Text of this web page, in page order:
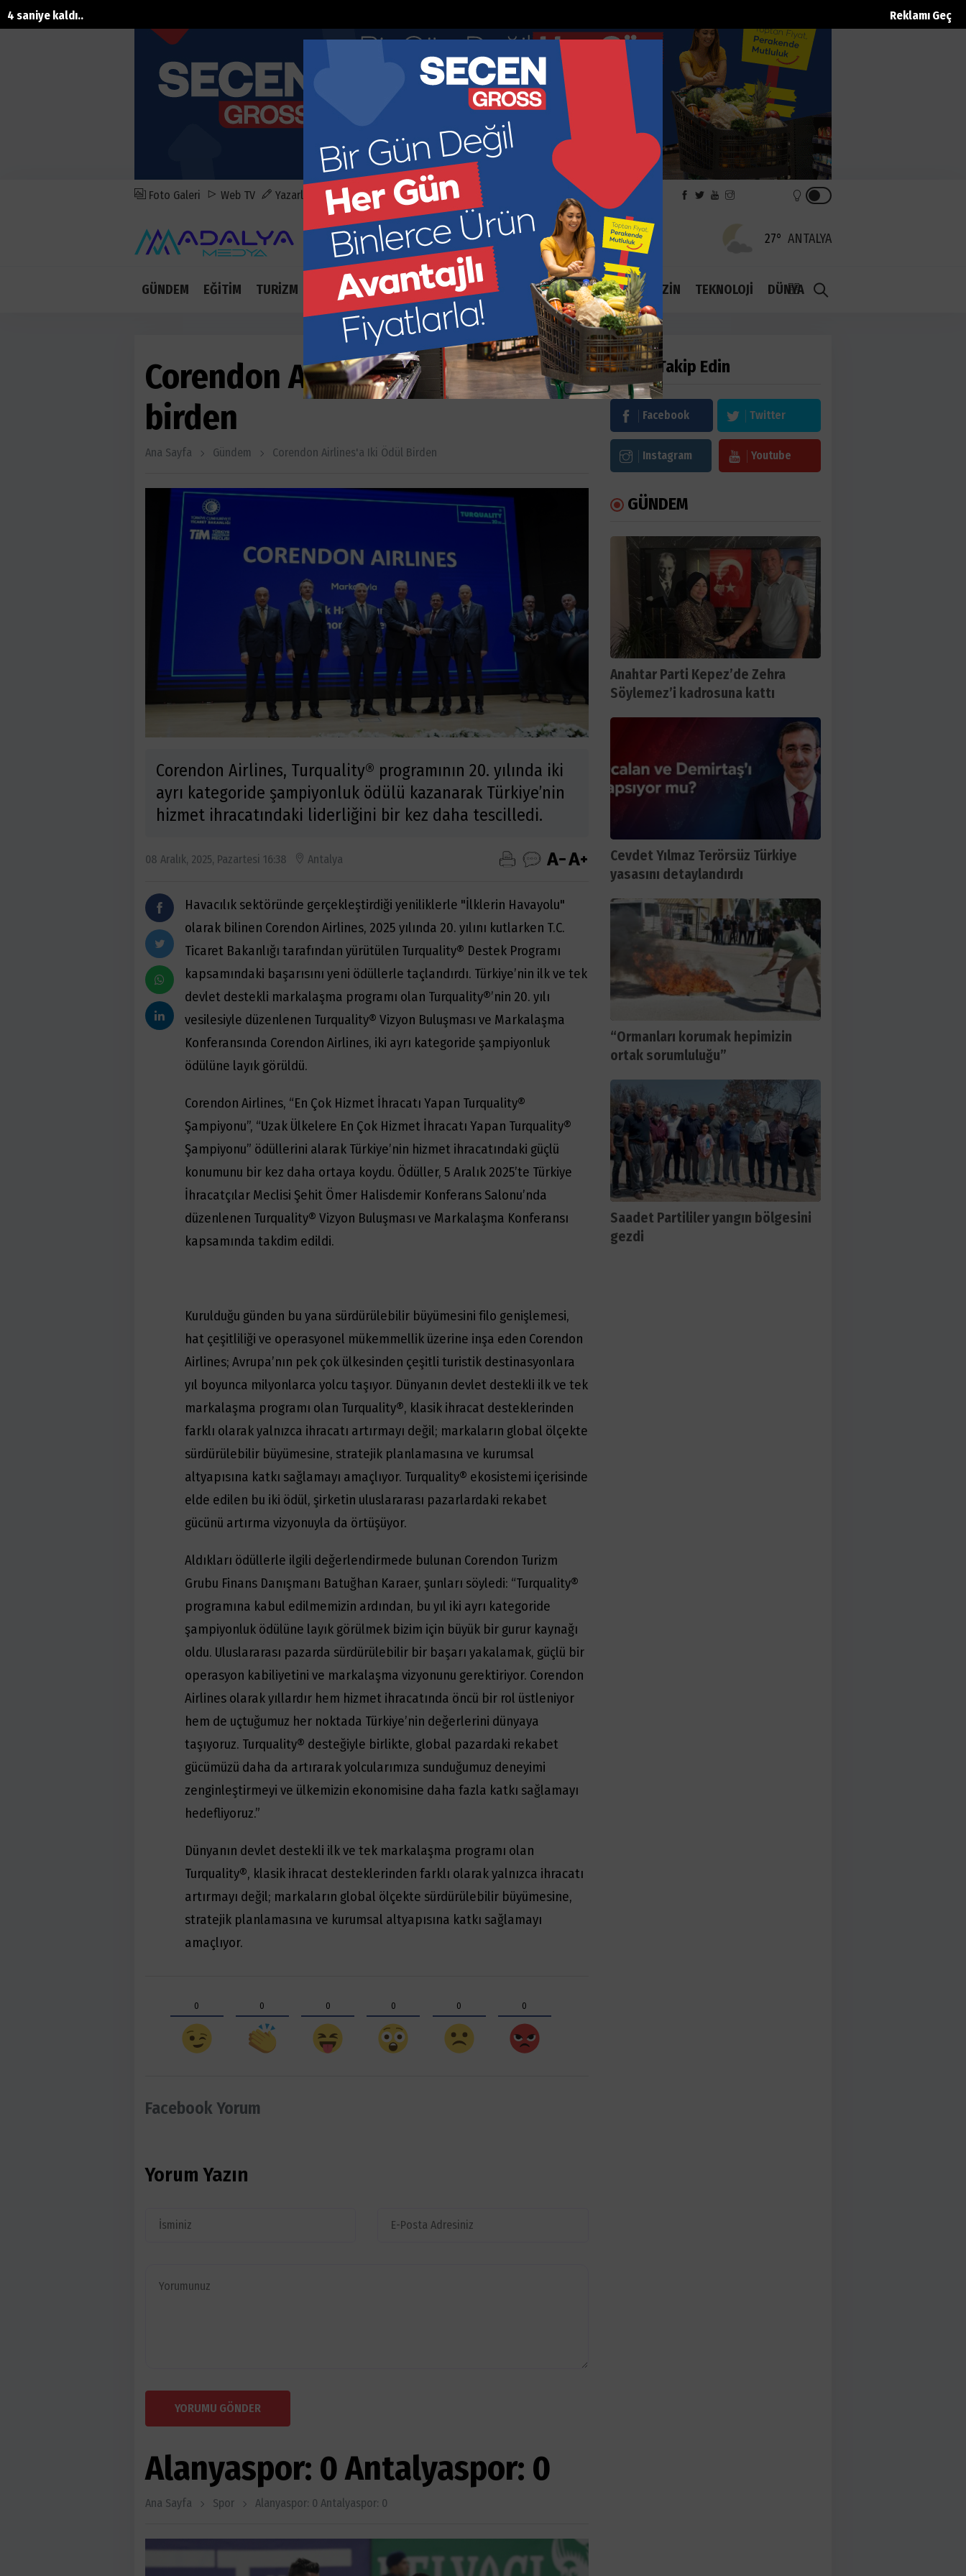
Reklamı Geç
3 saniye kaldı..
Foto Galeri Web TV Yazarlar Anketler Nöbetçi Eczaneler
DOLAR
47.7436
EURO
55.251
GR ALTIN
6660.5
ÇEYREK
4491.1
27° ANTALYA
GÜNDEM EĞİTİM TURİZM EKONOMİ KÜLTÜR SANAT SAĞLIK SPOR SİYASET MAGAZİN TEKNOLOJİ DÜNYA
Corendon Airlines'a iki ödül
birden
Ana Sayfa Gündem Corendon Airlines'a Iki Ödül Birden
Corendon Airlines, Turquality® programının 20. yılında iki
ayrı kategoride şampiyonluk ödülü kazanarak Türkiye’nin
hizmet ihracatındaki liderliğini bir kez daha tescilledi.
08 Aralık, 2025, Pazartesi 16:38 Antalya
Havacılık sektöründe gerçekleştirdiği yeniliklerle "İlklerin Havayolu"
olarak bilinen Corendon Airlines, 2025 yılında 20. yılını kutlarken T.C.
Ticaret Bakanlığı tarafından yürütülen Turquality® Destek Programı
kapsamındaki başarısını yeni ödüllerle taçlandırdı. Türkiye’nin ilk ve tek
devlet destekli markalaşma programı olan Turquality®’nin 20. yılı
vesilesiyle düzenlenen Turquality® Vizyon Buluşması ve Markalaşma
Konferansında Corendon Airlines, iki ayrı kategoride şampiyonluk
ödülüne layık görüldü.
Corendon Airlines, “En Çok Hizmet İhracatı Yapan Turquality®
Şampiyonu”, “Uzak Ülkelere En Çok Hizmet İhracatı Yapan Turquality®
Şampiyonu” ödüllerini alarak Türkiye’nin hizmet ihracatındaki güçlü
konumunu bir kez daha ortaya koydu. Ödüller, 5 Aralık 2025’te Türkiye
İhracatçılar Meclisi Şehit Ömer Halisdemir Konferans Salonu’nda
düzenlenen Turquality® Vizyon Buluşması ve Markalaşma Konferansı
kapsamında takdim edildi.
Kurulduğu günden bu yana sürdürülebilir büyümesini filo genişlemesi,
hat çeşitliliği ve operasyonel mükemmellik üzerine inşa eden Corendon
Airlines; Avrupa’nın pek çok ülkesinden çeşitli turistik destinasyonlara
yıl boyunca milyonlarca yolcu taşıyor. Dünyanın devlet destekli ilk ve tek
markalaşma programı olan Turquality®, klasik ihracat desteklerinden
farklı olarak yalnızca ihracatı artırmayı değil; markaların global ölçekte
sürdürülebilir büyümesine, stratejik planlamasına ve kurumsal
altyapısına katkı sağlamayı amaçlıyor. Turquality® ekosistemi içerisinde
elde edilen bu iki ödül, şirketin uluslararası pazarlardaki rekabet
gücünü artırma vizyonuyla da örtüşüyor.
Aldıkları ödüllerle ilgili değerlendirmede bulunan Corendon Turizm
Grubu Finans Danışmanı Batuğhan Karaer, şunları söyledi: “Turquality®
programına kabul edilmemizin ardından, bu yıl iki ayrı kategoride
şampiyonluk ödülüne layık görülmek bizim için büyük bir gurur kaynağı
oldu. Uluslararası pazarda sürdürülebilir bir başarı yakalamak, güçlü bir
operasyon kabiliyetini ve markalaşma vizyonunu gerektiriyor. Corendon
Airlines olarak yıllardır hem hizmet ihracatında öncü bir rol üstleniyor
hem de uçtuğumuz her noktada Türkiye’nin değerlerini dünyaya
taşıyoruz. Turquality® desteğiyle birlikte, global pazardaki rekabet
gücümüzü daha da artırarak yolcularımıza sunduğumuz deneyimi
zenginleştirmeyi ve ülkemizin ekonomisine daha fazla katkı sağlamayı
hedefliyoruz.”
Dünyanın devlet destekli ilk ve tek markalaşma programı olan
Turquality®, klasik ihracat desteklerinden farklı olarak yalnızca ihracatı
artırmayı değil; markaların global ölçekte sürdürülebilir büyümesine,
stratejik planlamasına ve kurumsal altyapısına katkı sağlamayı
amaçlıyor.
0 0 0 0 0 0
Facebook Yorum
Yorum Yazın
YORUMU GÖNDER
Alanyaspor: 0 Antalyaspor: 0
Ana Sayfa Spor Alanyaspor: 0 Antalyaspor: 0
Bizi Takip Edin
Facebook Twitter
Instagram Youtube
GÜNDEM
Anahtar Parti Kepez’de Zehra
Söylemez’i kadrosuna kattı
Cevdet Yılmaz Terörsüz Türkiye
yasasını detaylandırdı
“Ormanları korumak hepimizin
ortak sorumluluğu”
Saadet Partililer yangın bölgesini
gezdi